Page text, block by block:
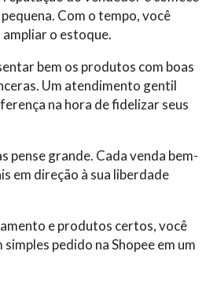
Com o tempo, você
o estoque.
bem os produtos com boas
Um atendimento gentil
na hora de fidelizar seus
pense grande. Cada venda bem-
em direção à sua liberdade
e produtos certos, você
pedido na Shopee em um